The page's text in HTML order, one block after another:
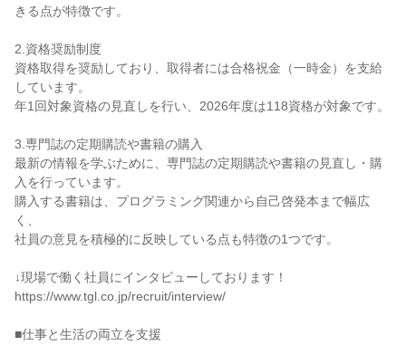
きる点が特徴です。
2.資格奨励制度
資格取得を奨励しており、取得者には合格祝金（一時金）を支給
しています。
年1回対象資格の見直しを行い、2026年度は118資格が対象です。
3.専門誌の定期購読や書籍の購入
最新の情報を学ぶために、専門誌の定期購読や書籍の見直し・購
入を行っています。
購入する書籍は、プログラミング関連から自己啓発本まで幅広
く、
社員の意見を積極的に反映している点も特徴の1つです。
↓現場で働く社員にインタビューしております！
https://www.tgl.co.jp/recruit/interview/
■仕事と生活の両立を支援